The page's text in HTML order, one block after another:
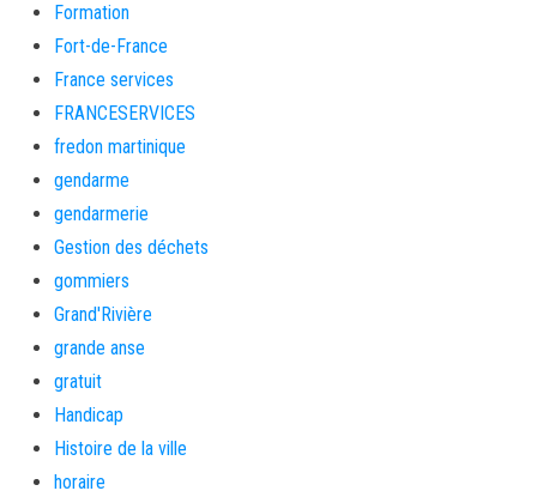
Formation
Fort-de-France
France services
FRANCESERVICES
fredon martinique
gendarme
gendarmerie
Gestion des déchets
gommiers
Grand'Rivière
grande anse
gratuit
Handicap
Histoire de la ville
horaire